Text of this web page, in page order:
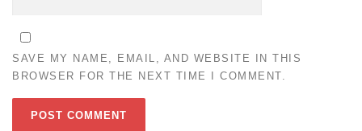
SAVE MY NAME, EMAIL, AND WEBSITE IN THIS
BROWSER FOR THE NEXT TIME I COMMENT.